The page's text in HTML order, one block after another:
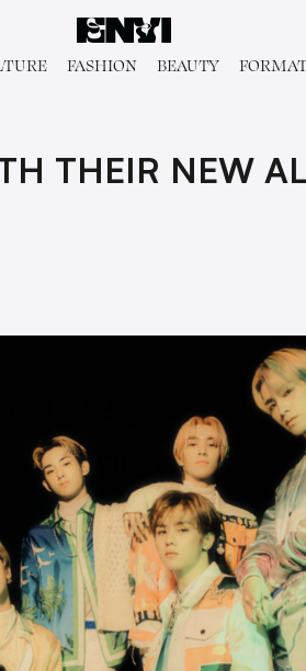
FASHION BEAUTY
THEIR NEW